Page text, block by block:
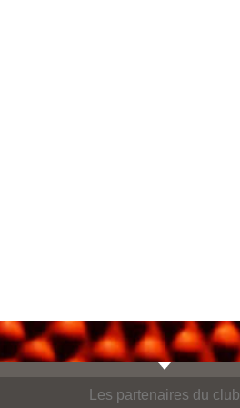
Les partenaires du club